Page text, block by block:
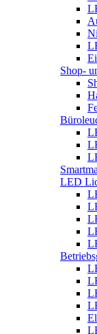
Shop-
LED